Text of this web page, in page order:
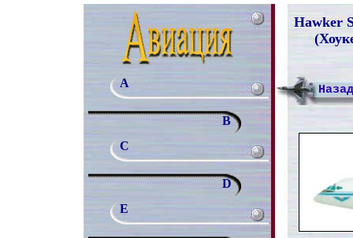
Hawker
A
B
C
D
E
Назад